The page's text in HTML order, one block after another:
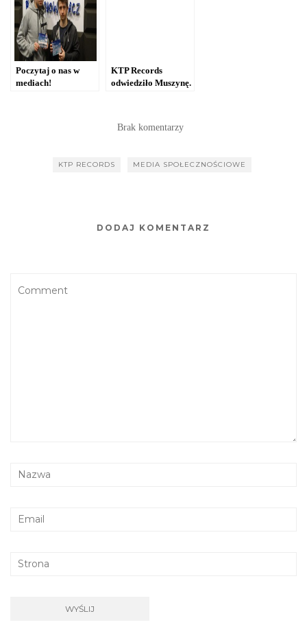
Poczytaj o nas w
mediach!
KTP Records
odwiedziło Muszynę.
Brak komentarzy
KTP RECORDS MEDIA SPOŁECZNOŚCIOWE
DODAJ KOMENTARZ